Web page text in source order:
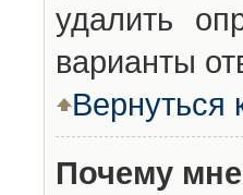
удалить
варианты
Вернуться
Почему